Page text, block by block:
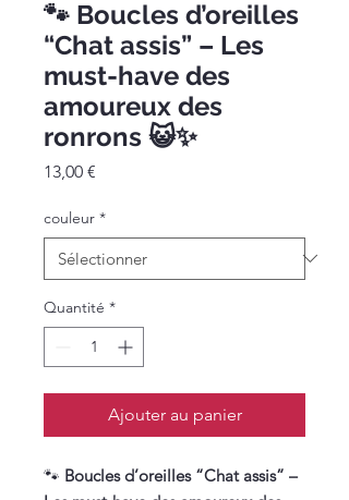
🐾 Boucles d’oreilles
“Chat assis” – Les
must-have des
amoureux des
ronrons 😺✨
13,00 €
couleur *
Quantité *
Ajouter au panier
🐾 Boucles d’oreilles “Chat assis” –